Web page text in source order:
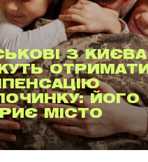
З КИЄВА
ОТРИМАТИ
ЙОГО
МІСТО